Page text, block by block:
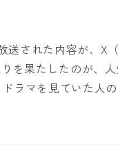
送された内容が、X
を果たしたのが、
ドラマを見ていた人